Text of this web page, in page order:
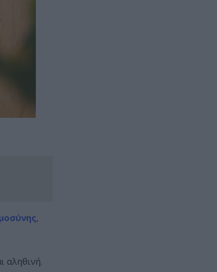
,
αληθινή.